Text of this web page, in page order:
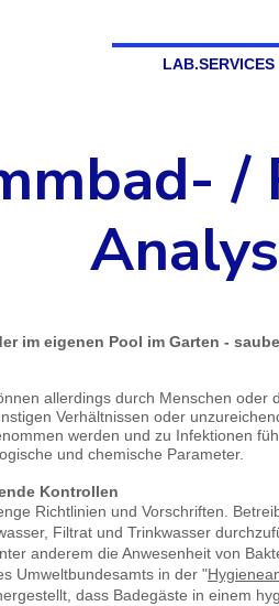
LAB.SERVICES
/
im eigenen Pool im Garten -
allerdings durch Menschen
Verhältnissen oder
werden und zu Infektionen
und chemische Parameter.
Kontrollen
Richtlinien und Vorschriften.
Filtrat und Trinkwasser
anderem die Anwesenheit von
Umweltbundesamts in der "
dass Badegäste in einem